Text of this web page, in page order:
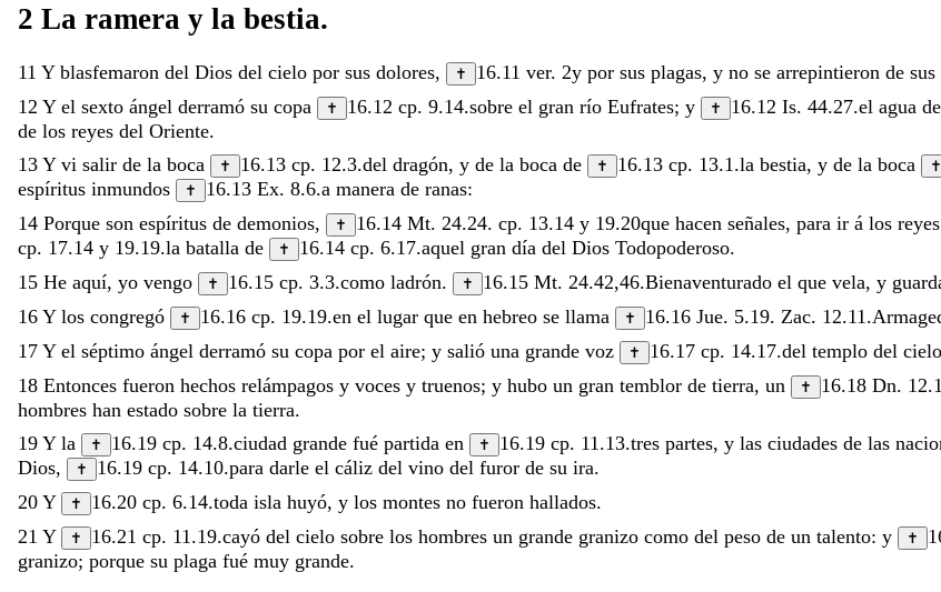
2 La ramera y la bestia.
11 Y blasfemaron del Dios del cielo por sus dolores, ✝ 16.11 ver. 2y por sus plagas, y no se arrepintieron de sus
12 Y el sexto ángel derramó su copa ✝ 16.12 cp. 9.14.sobre el gran río Eufrates; y ✝ 16.12 Is. 44.27.el agua de
de los reyes del Oriente.
13 Y vi salir de la boca ✝ 16.13 cp. 12.3.del dragón, y de la boca de ✝ 16.13 cp. 13.1.la bestia, y de la boca ✝
espíritus inmundos ✝ 16.13 Ex. 8.6.a manera de ranas:
14 Porque son espíritus de demonios, ✝ 16.14 Mt. 24.24. cp. 13.14 y 19.20que hacen señales, para ir á los reyes
cp. 17.14 y 19.19.la batalla de ✝ 16.14 cp. 6.17.aquel gran día del Dios Todopoderoso.
15 He aquí, yo vengo ✝ 16.15 cp. 3.3.como ladrón. ✝ 16.15 Mt. 24.42,46.Bienaventurado el que vela, y
16 Y los congregó ✝ 16.16 cp. 19.19.en el lugar que en hebreo se llama ✝ 16.16 Jue. 5.19. Zac. 12.11.
17 Y el séptimo ángel derramó su copa por el aire; y salió una grande voz ✝ 16.17 cp. 14.17.del templo del cielo
18 Entonces fueron hechos relámpagos y voces y truenos; y hubo un gran temblor de tierra, un ✝ 16.18 Dn. 12.1
hombres han estado sobre la tierra.
19 Y la ✝ 16.19 cp. 14.8.ciudad grande fué partida en ✝ 16.19 cp. 11.13.tres partes, y las ciudades de las
Dios, ✝ 16.19 cp. 14.10.para darle el cáliz del vino del furor de su ira.
20 Y ✝ 16.20 cp. 6.14.toda isla huyó, y los montes no fueron hallados.
21 Y ✝ 16.21 cp. 11.19.cayó del cielo sobre los hombres un grande granizo como del peso de un talento: y ✝
granizo; porque su plaga fué muy grande.